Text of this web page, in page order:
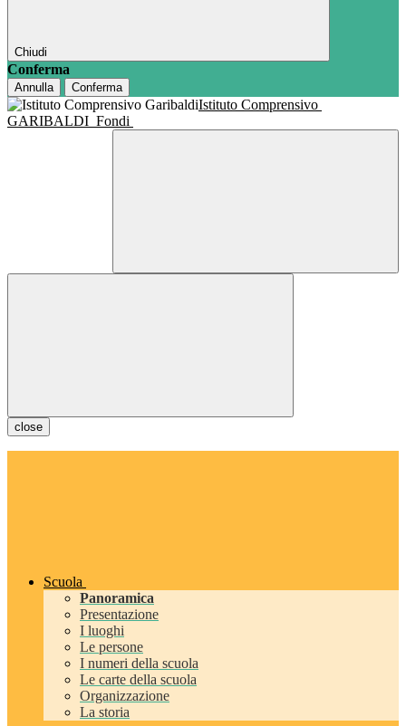
Chiudi
Conferma
Annulla Conferma
Istituto Comprensivo
GARIBALDI Fondi
close
Scuola
Panoramica
Presentazione
I luoghi
Le persone
I numeri della scuola
Le carte della scuola
Organizzazione
La storia